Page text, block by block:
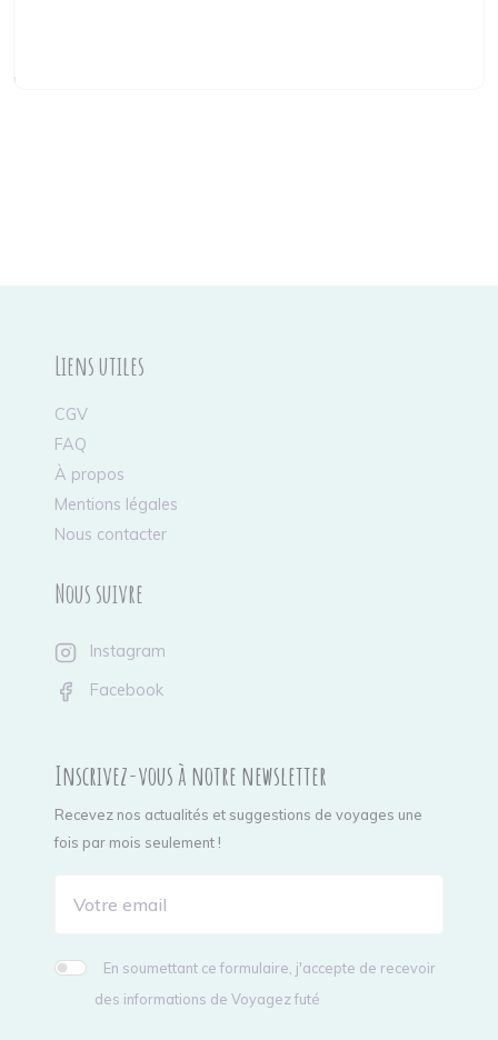
Liens utiles
CGV
FAQ
À propos
Mentions légales
Nous contacter
Nous suivre
Instagram
Facebook
Inscrivez-vous à notre newsletter
Recevez nos actualités et suggestions de voyages une
fois par mois seulement !
En soumettant ce formulaire, j'accepte de recevoir
des informations de Voyagez futé